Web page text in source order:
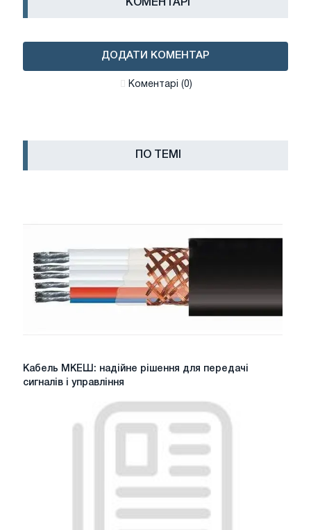
КОМЕНТАРІ
ДОДАТИ КОМЕНТАР
Коментарі (0)
ПО ТЕМІ
Кабель
МКЕШ:
Кабель МКЕШ: надійне рішення для передачі
сигналів і управління